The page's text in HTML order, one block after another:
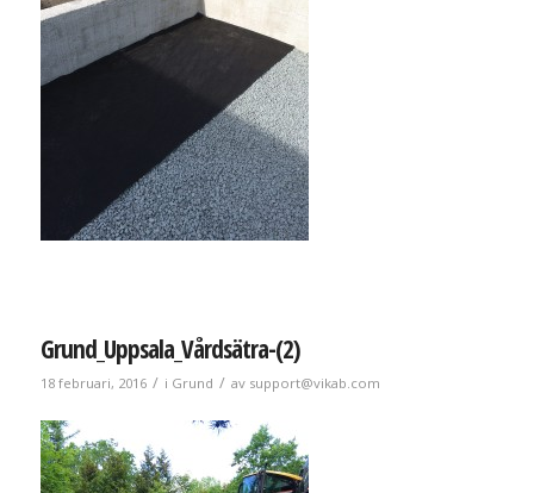
Grund_Uppsala_Vårdsätra-(2)
18 februari, 2016 / i Grund / av support@vikab.com